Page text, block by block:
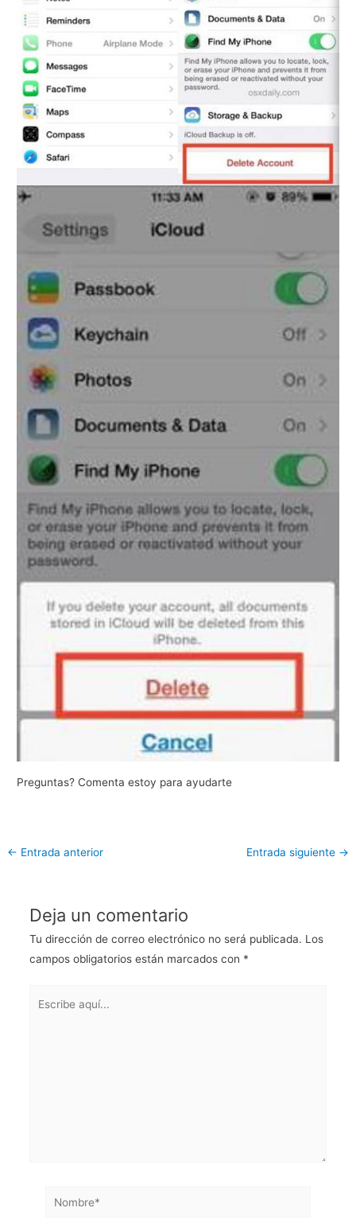
Preguntas? Comenta estoy para ayudarte
← Entrada anterior Entrada siguiente →
Deja un comentario
Tu dirección de correo electrónico no será publicada. Los
campos obligatorios están marcados con *
Nombre*